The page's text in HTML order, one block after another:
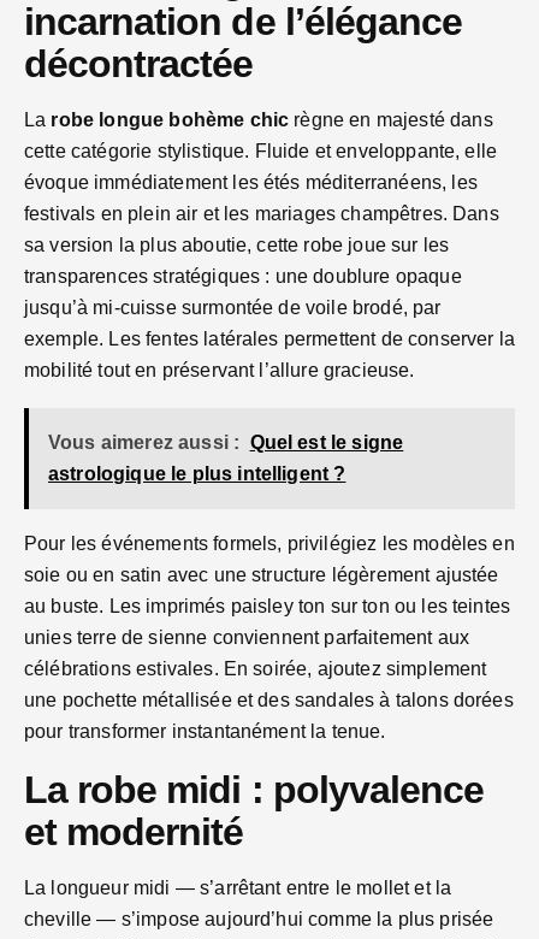
incarnation de l’élégance
décontractée
La robe longue bohème chic règne en majesté dans
cette catégorie stylistique. Fluide et enveloppante, elle
évoque immédiatement les étés méditerranéens, les
festivals en plein air et les mariages champêtres. Dans
sa version la plus aboutie, cette robe joue sur les
transparences stratégiques : une doublure opaque
jusqu’à mi-cuisse surmontée de voile brodé, par
exemple. Les fentes latérales permettent de conserver la
mobilité tout en préservant l’allure gracieuse.
Vous aimerez aussi : Quel est le signe
astrologique le plus intelligent ?
Pour les événements formels, privilégiez les modèles en
soie ou en satin avec une structure légèrement ajustée
au buste. Les imprimés paisley ton sur ton ou les teintes
unies terre de sienne conviennent parfaitement aux
célébrations estivales. En soirée, ajoutez simplement
une pochette métallisée et des sandales à talons dorées
pour transformer instantanément la tenue.
La robe midi : polyvalence
et modernité
La longueur midi — s’arrêtant entre le mollet et la
cheville — s’impose aujourd’hui comme la plus prisée